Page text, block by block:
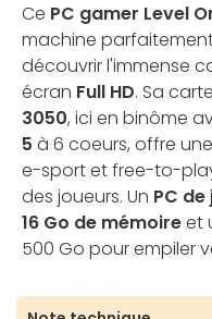
Ce PC gamer Level
machine
découvrir l'immense
écran Full HD. Sa
3050, ici en binôme
5 à 6 coeurs, offre
e-sport et free-to-
des joueurs. Un PC de
16 Go de mémoireet
500 Go pour empiler